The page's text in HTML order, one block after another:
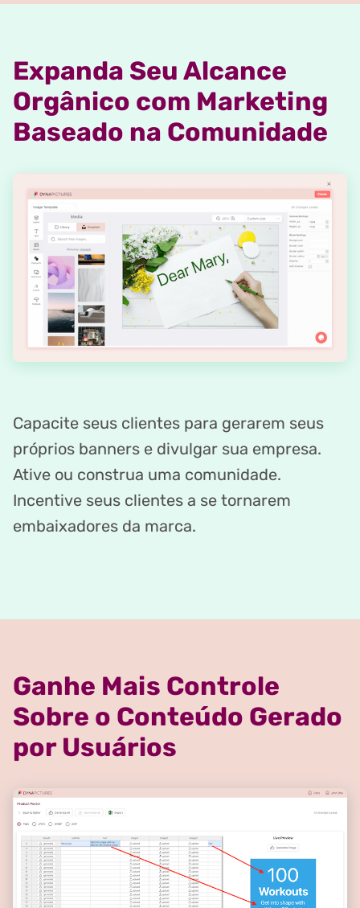
Expanda Seu Alcance
Orgânico com Marketing
Baseado na Comunidade
Capacite seus clientes para gerarem seus
próprios banners e divulgar sua empresa.
Ative ou construa uma comunidade.
Incentive seus clientes a se tornarem
embaixadores da marca.
Ganhe Mais Controle
Sobre o Conteúdo Gerado
por Usuários